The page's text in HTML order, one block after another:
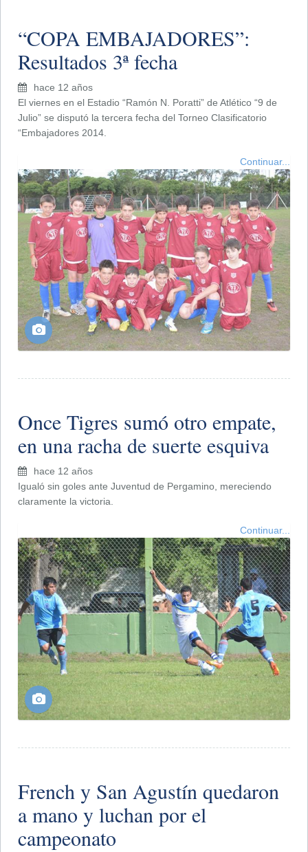
“COPA EMBAJADORES”:
Resultados 3ª fecha
hace 12 años
El viernes en el Estadio “Ramón N. Poratti” de Atlético “9 de
Julio” se disputó la tercera fecha del Torneo Clasificatorio
“Embajadores 2014.
Continuar...
Once Tigres sumó otro empate,
en una racha de suerte esquiva
hace 12 años
Igualó sin goles ante Juventud de Pergamino, mereciendo
claramente la victoria.
Continuar...
French y San Agustín quedaron
a mano y luchan por el
campeonato